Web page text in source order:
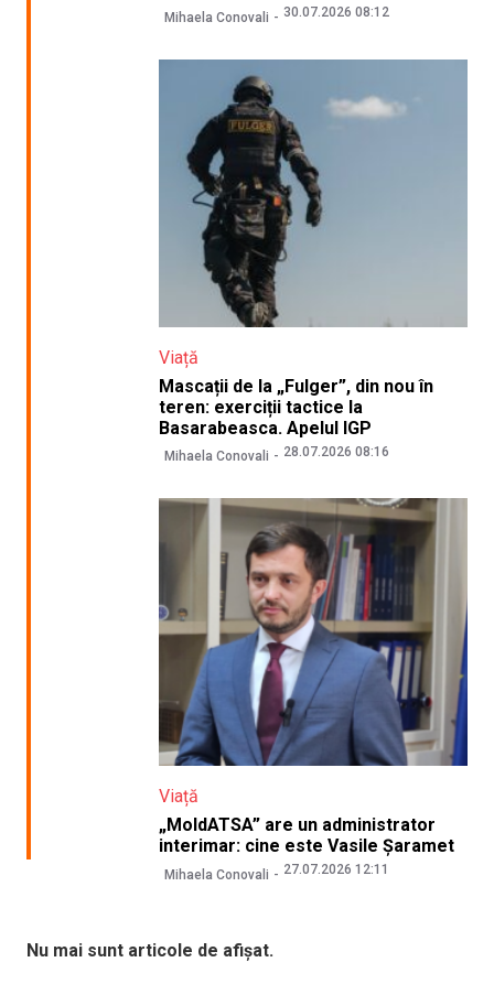
Mihaela Conovali 30.07.2026 08:12
Viață
Mascații de la „Fulger”, din nou în
teren: exerciții tactice la
Basarabeasca. Apelul IGP
Mihaela Conovali 28.07.2026 08:16
Viață
„MoldATSA” are un administrator
interimar: cine este Vasile Șaramet
Mihaela Conovali 27.07.2026 12:11
Nu mai sunt articole de afișat.